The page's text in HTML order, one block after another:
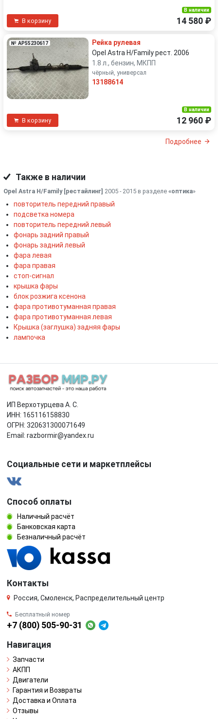
В корзину
В наличии
14 580 ₽
№ AP55230617
Рейка рулевая
Opel Astra H/Family рест. 2006
1.8 л., бензин, МКПП
чёрный, универсал
13188614
В корзину
В наличии
12 960 ₽
Подробнее
Также в наличии
Opel Astra H/Family [рестайлинг] 2005 - 2015 в разделе «оптика»
повторитель передний правый
подсветка номера
повторитель передний левый
фонарь задний правый
фонарь задний левый
фара левая
фара правая
стоп-сигнал
крышка фары
блок розжига ксенона
фара противотуманная правая
фара противотуманная левая
Крышка (заглушка) задняя фары
лампочка
ИП Верхотурцева А. С.
ИНН: 165116158830
ОГРН: 320631300071649
Email: razbormir@yandex.ru
Социальные сети и маркетплейсы
Способ оплаты
Наличный расчёт
Банковская карта
Безналичный расчёт
Контакты
Россия, Смоленск, Распределительный центр
Бесплатный номер
+7 (800) 505-90-31
Навигация
Запчасти
АКПП
Двигатели
Гарантия и Возвраты
Доставка и Оплата
Отзывы